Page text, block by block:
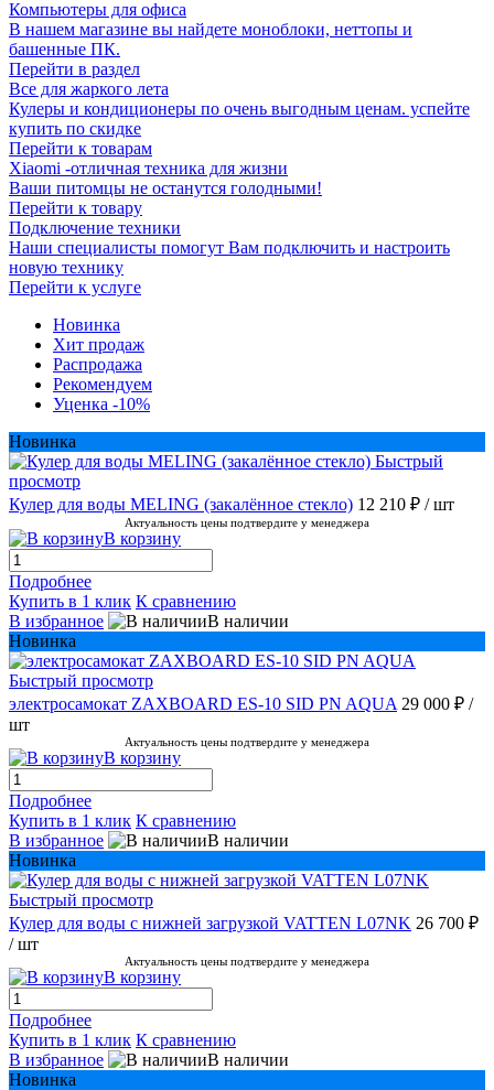
Компьютеры для офиса
В нашем магазине вы найдете моноблоки, неттопы и
башенные ПК.
Перейти в раздел
Все для жаркого лета
Кулеры и кондиционеры по очень выгодным ценам. успейте
купить по скидке
Перейти к товарам
Xiaomi -отличная техника для жизни
Ваши питомцы не останутся голодными!
Перейти к товару
Подключение техники
Наши специалисты помогут Вам подключить и настроить
новую технику
Перейти к услуге
Новинка
Хит продаж
Распродажа
Рекомендуем
Уценка -10%
Новинка
Быстрый
просмотр
Кулер для воды MELING (закалённое стекло) 12 210 ₽ / шт
Актуальность цены подтвердите у менеджера
В корзину
Подробнее
Купить в 1 клик К сравнению
В избранное
В наличии
Новинка
Быстрый просмотр
электросамокат ZAXBOARD ES-10 SID PN AQUA 29 000 ₽ /
шт
Актуальность цены подтвердите у менеджера
В корзину
Подробнее
Купить в 1 клик К сравнению
В избранное
В наличии
Новинка
Быстрый просмотр
Кулер для воды с нижней загрузкой VATTEN L07NK 26 700 ₽
/ шт
Актуальность цены подтвердите у менеджера
В корзину
Подробнее
Купить в 1 клик К сравнению
В избранное
В наличии
Новинка